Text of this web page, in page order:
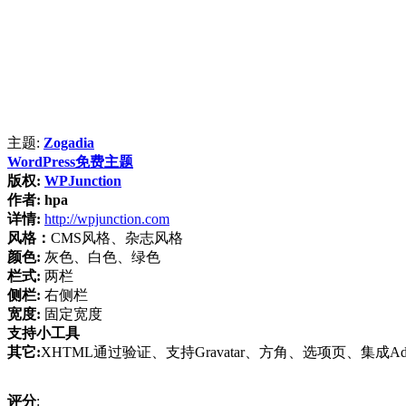
主题: Zogadia
WordPress免费主题
版权: WPJunction
作者: hpa
详情: http://wpjunction.com
风格： CMS风格、杂志风格
颜色: 灰色、白色、绿色
栏式: 两栏
侧栏: 右侧栏
宽度: 固定宽度
支持小工具
其它:XHTML通过验证、支持Gravatar、方角、选项页、集成
评分: